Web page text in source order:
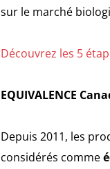
sur le marché
Découvrez les 5
EQUIVALENCE
Depuis 2011, les
considérés comme